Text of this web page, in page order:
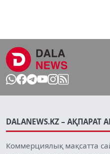
DALANEWS.KZ – АҚПАРАТ
Коммерциялық мақсатта